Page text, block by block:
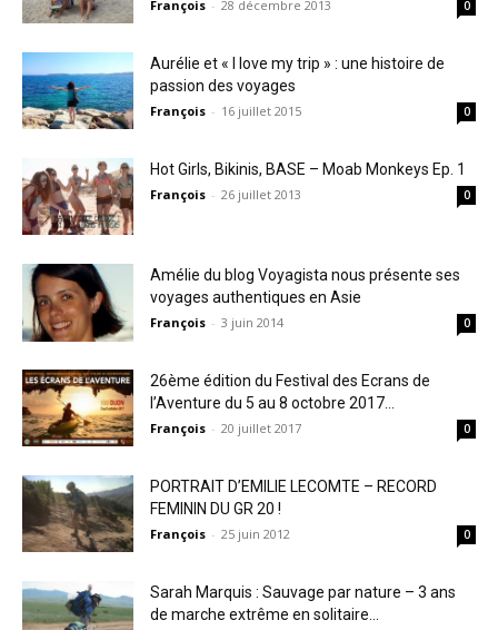
François - 28 décembre 2013 0
Aurélie et « I love my trip » : une histoire de
passion des voyages
François - 16 juillet 2015 0
Hot Girls, Bikinis, BASE – Moab Monkeys Ep. 1
François - 26 juillet 2013 0
Amélie du blog Voyagista nous présente ses
voyages authentiques en Asie
François - 3 juin 2014 0
26ème édition du Festival des Ecrans de
l’Aventure du 5 au 8 octobre 2017...
François - 20 juillet 2017 0
PORTRAIT D’EMILIE LECOMTE – RECORD
FEMININ DU GR 20 !
François - 25 juin 2012 0
Sarah Marquis : Sauvage par nature – 3 ans
de marche extrême en solitaire...